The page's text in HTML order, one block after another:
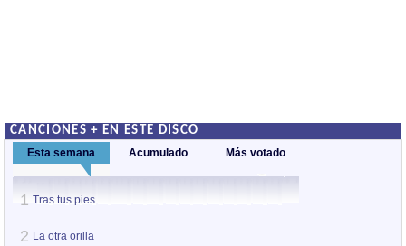
CANCIONES + EN ESTE DISCO
Esta semana Acumulado Más votado
1 Tras tus pies
2 La otra orilla